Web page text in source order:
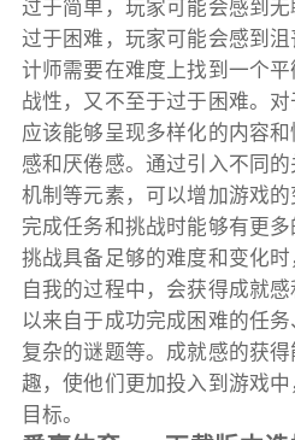
过于简单，玩家可能会感到
过于困难，玩家可能会感到
计师需要在难度上找到一个
战性，又不至于过于困难。
应该能够呈现多样化的内容
感和厌倦感。通过引入不同
机制等元素，可以增加游戏
完成任务和挑战时能够有更
挑战具备足够的难度和变化
自我的过程中，会获得成就
以来自于成功完成困难的任
复杂的谜题等。成就感的获
趣，使他们更加投入到游戏
目标。